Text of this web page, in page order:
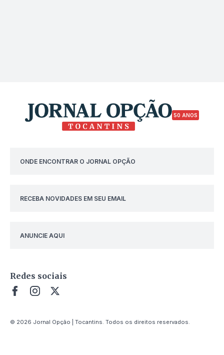
50 ANOS
ONDE ENCONTRAR O JORNAL OPÇÃO
RECEBA NOVIDADES EM SEU EMAIL
ANUNCIE AQUI
Redes sociais
© 2026 Jornal Opção | Tocantins. Todos os direitos reservados.